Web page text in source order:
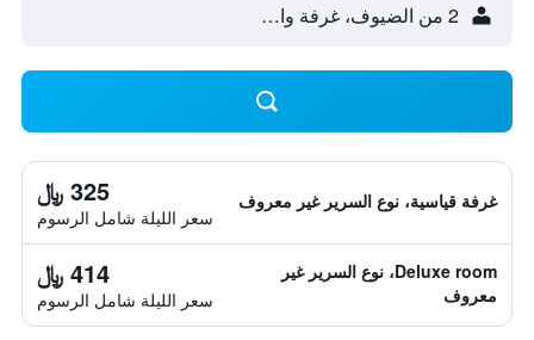
2 من الضيوف، غرفة واحدة
غرفة قياسية، نوع السرير غير معروف 325 ﷼
سعر الليلة شامل الرسوم
Deluxe room، نوع السرير غير
معروف
414 ﷼
سعر الليلة شامل الرسوم